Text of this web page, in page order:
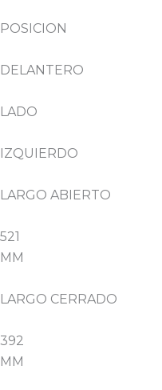
POSICION
DELANTERO
LADO
IZQUIERDO
LARGO ABIERTO
521
MM
LARGO CERRADO
392
MM